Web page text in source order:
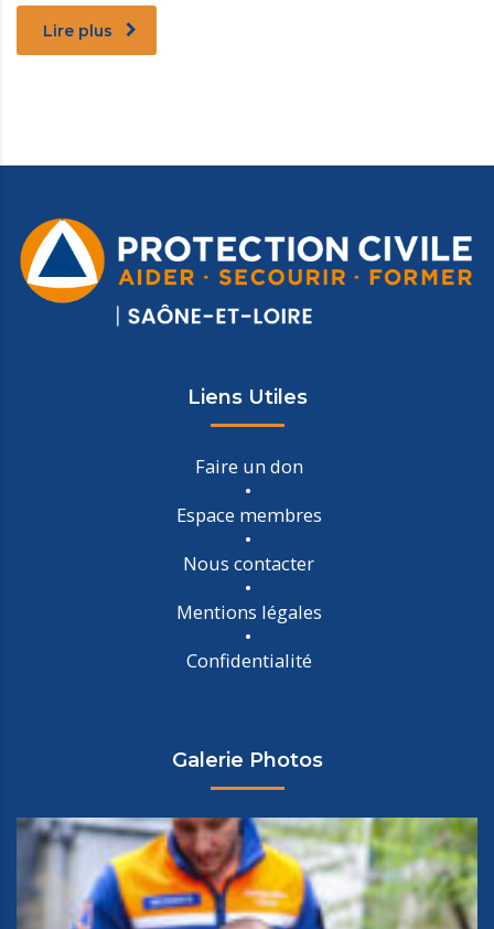
Lire plus
Liens Utiles
Faire un don
Espace membres
Nous contacter
Mentions légales
Confidentialité
Galerie Photos